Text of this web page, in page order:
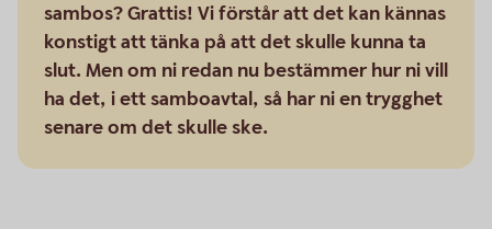
sambos? Grattis! Vi förstår att det kan kännas
konstigt att tänka på att det skulle kunna ta
slut. Men om ni redan nu bestämmer hur ni vill
ha det, i ett samboavtal, så har ni en trygghet
senare om det skulle ske.